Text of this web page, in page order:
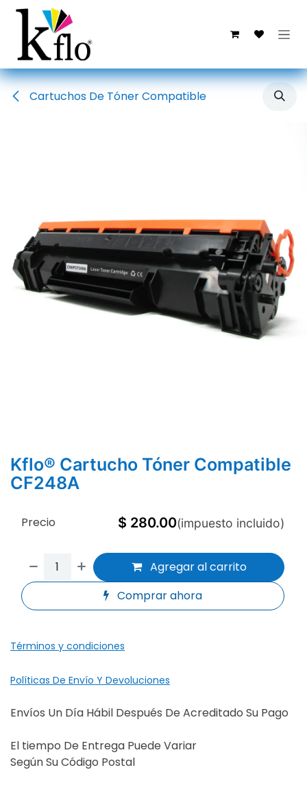
Ir al contenido
Cartuchos De Tóner Compatible
Kflo® Cartucho Tóner Compatible
CF248A
Agregar al carrito
Comprar ahora
Precio $ 280.00(impuesto incluido)
Términos y condiciones
Políticas De Envío Y Devoluciones
Envíos Un Día Hábil Después De Acreditado Su Pago
El tiempo De Entrega Puede Variar
Según Su Código Postal